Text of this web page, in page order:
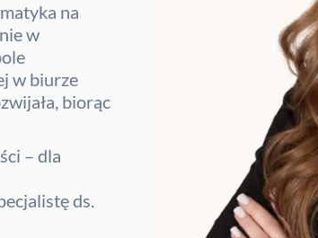
na
w
w biurze
biorąc
– dla
ds.